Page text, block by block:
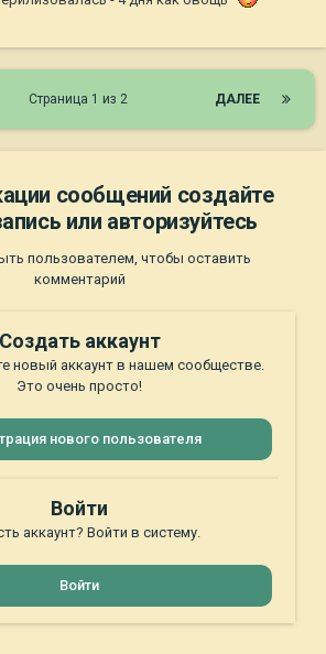
ДАЛЕЕ
Страница 1 из 2
сообщений создайте
или авторизуйтесь
пользователем, чтобы оставить
комментарий
Создать аккаунт
новый аккаунт в нашем сообществе.
Это очень просто!
нового пользователя
Войти
аккаунт? Войти в систему.
Войти